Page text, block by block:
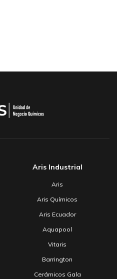
Aris Industrial
Aris
Aris Químicos
Aris Ecuador
Aquapool
Vitaris
Barrington
Cerámicos Gala